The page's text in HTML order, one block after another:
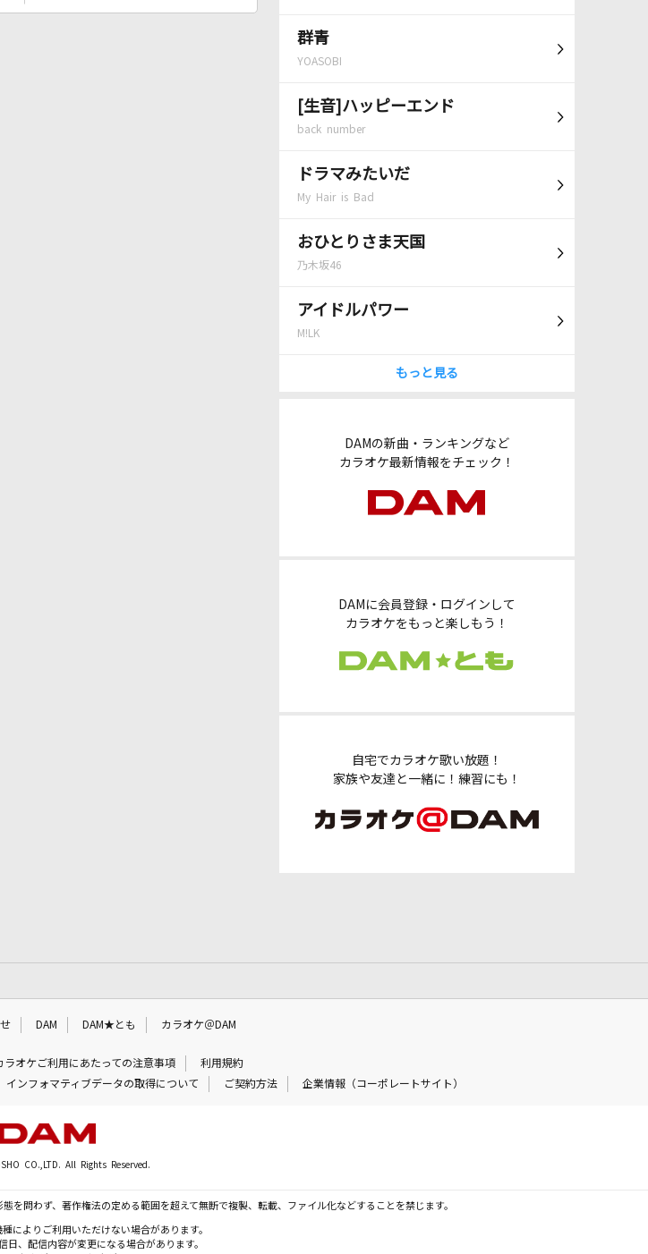
群青
YOASOBI
[生音]ハッピーエンド
back number
ドラマみたいだ
My Hair is Bad
おひとりさま天国
乃木坂46
アイドルパワー
M!LK
もっと見る
DAMの新曲・ランキングなど
カラオケ最新情報をチェック！
DAMに会員登録・ログインして
カラオケをもっと楽しもう！
自宅でカラオケ歌い放題！
家族や友達と一緒に！練習にも！
DAM DAM★とも カラオケ＠DAM
ラオケご利用にあたっての注意事項
利用規約
インフォマティブデータの取得について ご契約方法 企業情報（コーポレートサイト）
CO.,LTD. All Rights Reserved.
を問わず、著作権法の定める範囲を超えて無断で複製、転載、ファイル化などすることを禁じます。
によりご利用いただけない場合があります。
日、配信内容が変更になる場合があります。